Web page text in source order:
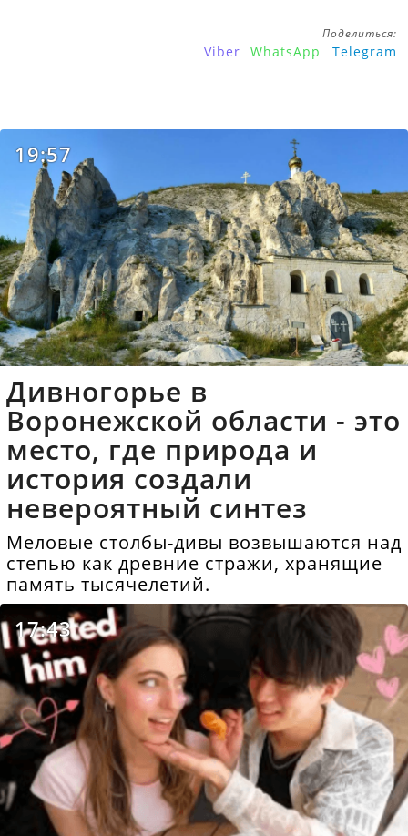
Поделиться:
Viber WhatsApp Telegram
19:57
Дивногорье в
Воронежской области - это
место, где природа и
история создали
невероятный синтез
Меловые столбы-дивы возвышаются над
степью как древние стражи, хранящие
память тысячелетий.
17:43